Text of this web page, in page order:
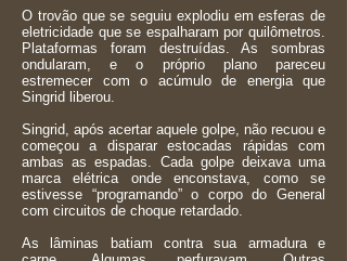
O trovão que se seguiu explodiu em esferas de
eletricidade que se espalharam por quilômetros.
Plataformas foram destruídas. As sombras
ondularam, e o próprio plano pareceu
estremecer com o acúmulo de energia que
Singrid liberou.
Singrid, após acertar aquele golpe, não recuou e
começou a disparar estocadas rápidas com
ambas as espadas. Cada golpe deixava uma
marca elétrica onde enconstava, como se
estivesse “programando” o corpo do General
com circuitos de choque retardado.
As lâminas batiam contra sua armadura e